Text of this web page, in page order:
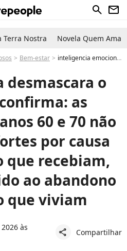
search newsletter
Terra Nostra Novela Quem Ama
Bem-estar inteligencia emocional o que é educação positiva a psicologia desmascara o mito e o confirma: as crianças dos anos 60 e 70 não eram mais fortes por causa da educação que recebiam, mas sim devido ao abandono cotidiano que viviam
desmascara o
as
60 e 70 não
por causa
que recebiam,
ao abandono
que viviam
às
share Compartilhar